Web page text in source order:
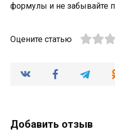
формулы и не забывайте
Оцените статью
Добавить отзыв